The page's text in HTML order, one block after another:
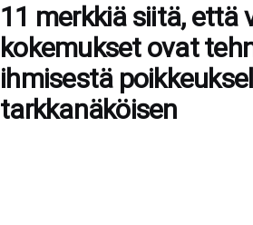
11 merkkiä siitä, että
kokemukset ovat
ihmisestä
tarkkanäköisen